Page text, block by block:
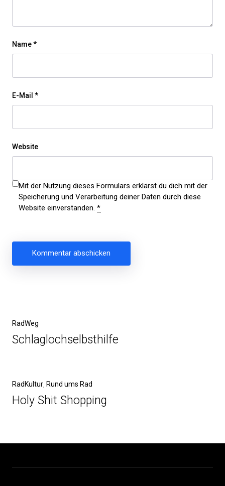
Name*
E-Mail *
Website
Mit der Nutzung dieses Formulars erklärst du dich mit der
Speicherung und Verarbeitung deiner Daten durch diese
Website einverstanden. *
Vorheriger
Beitrag
RadWeg
Schlaglochselbsthilfe
Nächster
Beitrag
RadKultur Rund ums Rad
Holy Shit Shopping